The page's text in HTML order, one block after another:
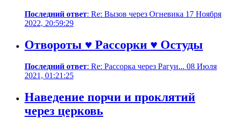
Последний ответ: Re: Вызов через Огневика 17 Ноября
2022, 20:59:29
Отвороты ♥ Рассорки ♥ Остуды
Последний ответ: Re: Рассорка через Рагуи... 08 Июля
2021, 01:21:25
Наведение порчи и проклятий
через церковь